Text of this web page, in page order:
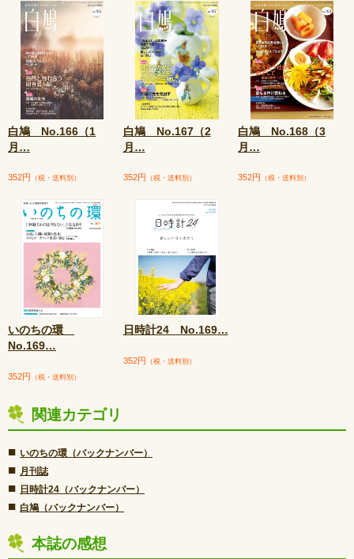
白鳩 No.166（1
月…
352円 （税・送料別）
白鳩 No.167（2
月…
352円 （税・送料別）
白鳩 No.168（3
月…
352円 （税・送料別）
いのちの環
No.169…
352円 （税・送料別）
日時計24 No.169…
352円 （税・送料別）
関連カテゴリ
■ いのちの環（バックナンバー）
■ 月刊誌
■ 日時計24（バックナンバー）
■ 白鳩（バックナンバー）
本誌の感想